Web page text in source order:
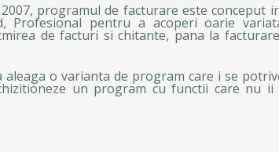
programul de facturare este conceput
Profesional pentru a acoperi oarie
de facturi si chitante, pana la
o varianta de program care i se
un program cu functii care nu ii